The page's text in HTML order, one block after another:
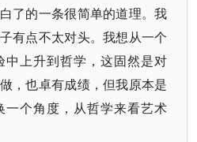
了的一条很简单的道理。我
有点不太对头。我想从一个
上升到哲学，这固然是对
，也卓有成绩，但我原本是
个角度，从哲学来看艺术